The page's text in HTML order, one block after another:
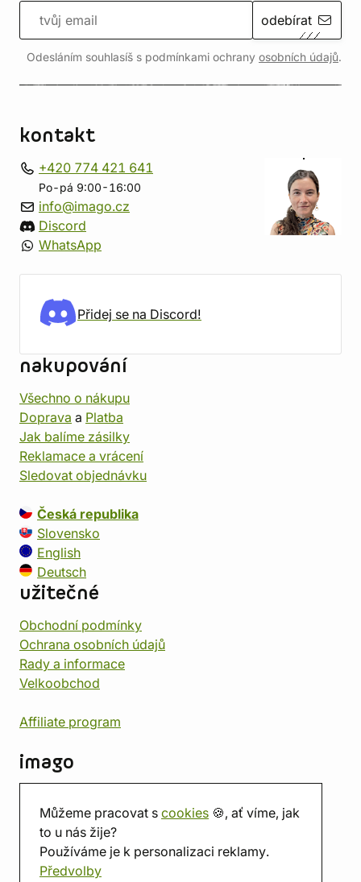
Můžeme pracovat s cookies 🍪, ať víme, jak
to u nás žije?
Používáme je k personalizaci reklamy.
Předvolby
odebírat
Odesláním souhlasíš s podmínkami ochrany osobních údajů.
kontakt
+420 774 421 641
Po-pá 9:00-16:00
info@imago.cz
Discord
WhatsApp
Přidej se na Discord!
nakupování
Všechno o nákupu
Doprava a Platba
Jak balíme zásilky
Reklamace a vrácení
Sledovat objednávku
Česká republika
Slovensko
English
Deutsch
užitečné
Obchodní podmínky
Ochrana osobních údajů
Rady a informace
Velkoobchod
Affiliate program
imago
Prodejna
Herna
O nás
Hodnocení obchodu